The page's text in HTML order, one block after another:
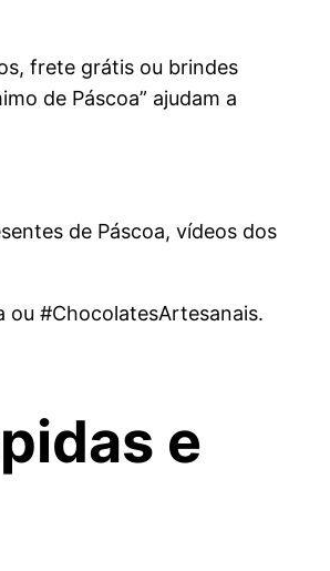
frete grátis ou brindes
de Páscoa” ajudam a
de Páscoa, vídeos dos
ou #ChocolatesArtesanais.
e